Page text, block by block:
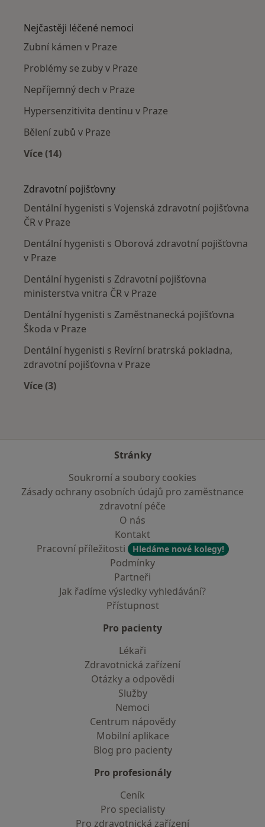
Nejčastěji léčené nemoci
Zubní kámen v Praze
Problémy se zuby v Praze
Nepříjemný dech v Praze
Hypersenzitivita dentinu v Praze
Bělení zubů v Praze
Více (14)
Zdravotní pojišťovny
Dentální hygenisti s Vojenská zdravotní pojišťovna
ČR v Praze
Dentální hygenisti s Oborová zdravotní pojišťovna
v Praze
Dentální hygenisti s Zdravotní pojišťovna
ministerstva vnitra ČR v Praze
Dentální hygenisti s Zaměstnanecká pojišťovna
Škoda v Praze
Dentální hygenisti s Revírní bratrská pokladna,
zdravotní pojišťovna v Praze
Více (3)
Stránky
Soukromí a soubory cookies
Zásady ochrany osobních údajů pro zaměstnance
zdravotní péče
O nás
Kontakt
Pracovní příležitosti
Hledáme nové kolegy!
Podmínky
Partneři
Jak řadíme výsledky vyhledávání?
Přístupnost
Pro pacienty
Lékaři
Zdravotnická zařízení
Otázky a odpovědi
Služby
Nemoci
Centrum nápovědy
Mobilní aplikace
Blog pro pacienty
Pro profesionály
Ceník
Pro specialisty
Pro zdravotnická zařízení